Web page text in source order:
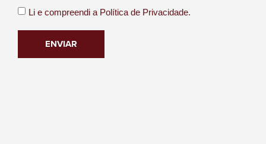
Li e compreendi a Política de Privacidade.
ENVIAR